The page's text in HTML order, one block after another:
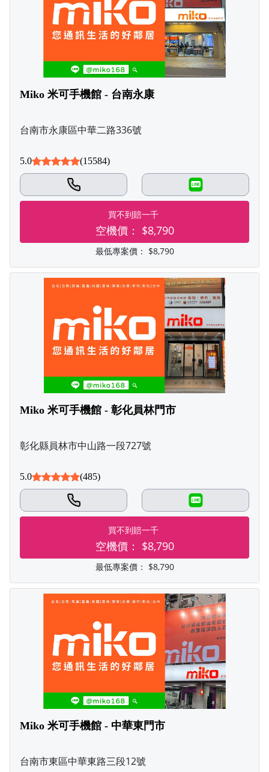
Miko 米可手機館 - 台南永康
台南市永康區中華二路336號
5.0 (15584)
LINE
買不到賠一千
空機價： $8,790
最低專案價： $8,790
Miko 米可手機館 - 彰化員林門市
彰化縣員林市中山路一段727號
5.0 (485)
LINE
買不到賠一千
空機價： $8,790
最低專案價： $8,790
Miko 米可手機館 - 中華東門市
台南市東區中華東路三段12號